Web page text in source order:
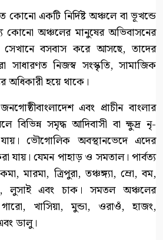
কোনো একটি নির্দিষ্ট অঞ্চলে বা ভূখন্ডে
কোনো অঞ্চলের মানুষের অভিবাসনের
সেখানে বসবাস করে আসছে, তাদের
সাধারণত নিজস্ব সংস্কৃতি, সামাজিক
অধিকারী হয়ে থাকে।
এবং প্রাচীন বাংলার
বিভিন্ন সমৃদ্ধ আদিবাসী বা ক্ষুদ্র নৃ-
যায়। ভৌগোলিক অবস্থানভেদে এদের
যায়। যেমন পাহাড় ও সমতাল। পার্বত্য
মারমা, ত্রিপুরা, তঞ্চঙ্গ্যা, ম্রো, বম,
লুসাই এবং চাক। সমতল অঞ্চলের
খাসিয়া, মুন্ডা, ওরাওঁ, হাজং,
ডালু।